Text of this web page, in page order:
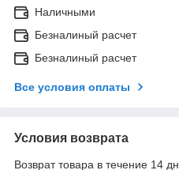
Наличными
Безналиный расчет
Безналиный расчет
Все условия оплаты
Условия возврата
Возврат товара в течение 14